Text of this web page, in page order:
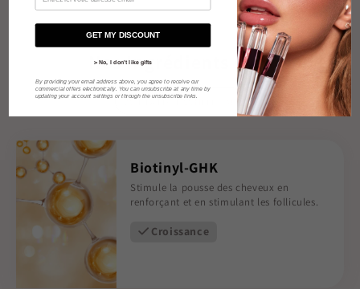
Nos Ingrédients Clés
VOIR LA LISTE COMPLÈTE
Biotinyl-GHK
Stimule la pousse des cheveux en
renforçant et en stimulant les follicules.
Croissance
GET MY DISCOUNT
> No, I don't like gifts
By providing your email address above, you agree to receive our
commercial offers electronically. You can unsubscribe at any time by
updating your account settings or through the unsubscribe links.